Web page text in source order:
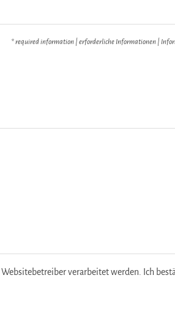
* required information | erforderliche Informationen |
verarbeitet werden. Ich